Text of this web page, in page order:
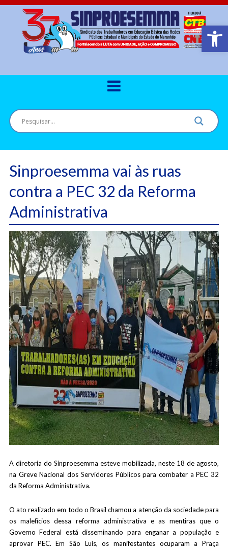
Barra de
Sinproesemma vai às ruas
contra a PEC 32 da Reforma
Administrativa
A diretoria do Sinproesemma esteve mobilizada, neste 18 de agosto,
na Greve Nacional dos Servidores Públicos para combater a PEC 32
da Reforma Administrativa.
O ato realizado em todo o Brasil chamou a atenção da sociedade para
os malefícios dessa reforma administrativa e as mentiras que o
Governo Federal está disseminando para enganar a população e
aprovar PEC. Em São Luís, os manifestantes ocuparam a Praça